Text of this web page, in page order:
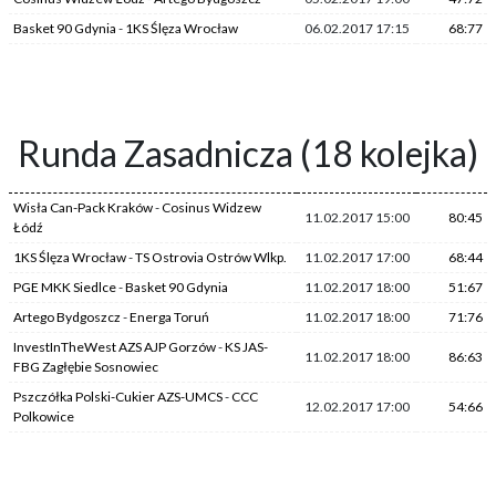
Basket 90 Gdynia - 1KS Ślęza Wrocław 06.02.2017 17:15 68:77
Runda Zasadnicza (18 kolejka)
Wisła Can-Pack Kraków-Cosinus Widzew
Łódź
11.02.2017 15:00 80:45
1KS Ślęza Wrocław-TS Ostrovia Ostrów Wlkp. 11.02.2017 17:00
68:44
PGE MKK Siedlce-Basket 90 Gdynia 11.02.2017 18:00
51:67
Artego Bydgoszcz -Energa Toruń 11.02.2017 18:00
71:76
InvestInTheWest AZS AJP Gorzów-KS JAS-
FBG Zagłębie Sosnowiec
11.02.2017 18:00 86:63
Pszczółka Polski-Cukier AZS-UMCS-CCC
Polkowice
12.02.2017 17:00 54:66